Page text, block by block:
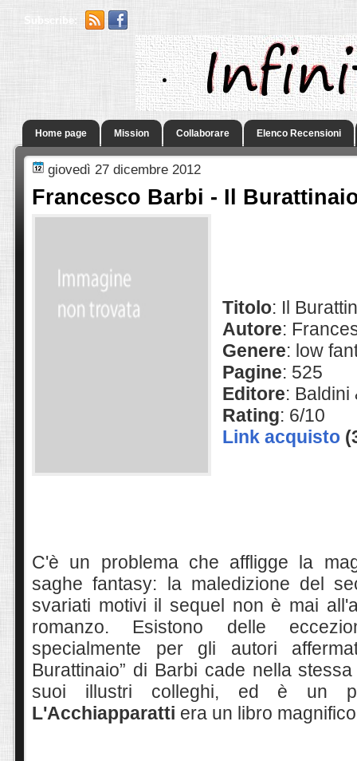
Subscribe:
.
Home page Mission Collaborare Elenco Recensioni
giovedì 27 dicembre 2012
Francesco Barbi - Il
Titolo: Il
Autore:
Genere: low
Pagine: 525
Editore: Baldini
Rating: 6/10
Link acquisto
C'è un problema che affligge la
saghe fantasy: la maledizione del
svariati motivi il sequel non è mai
romanzo. Esistono delle
specialmente per gli autori
Burattinaio” di Barbi cade nella
suoi illustri colleghi, ed è un
L'Acchiapparatti era un libro